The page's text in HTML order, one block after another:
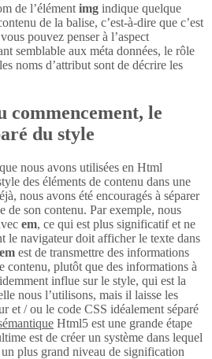
de l’élément img indique quelque
de la balise, c’est-à-dire que c’est
pouvez penser à l’aspect
semblable aux méta données, le rôle
noms d’attribut sont de décrire les
commencement, le
du style
nous avons utilisées en Html
des éléments de contenu dans une
nous avons été encouragés à séparer
de son contenu. Par exemple, nous
em, ce qui est plus significatif et ne
le navigateur doit afficher le texte dans
em est de transmettre des informations
contenu, plutôt que des informations à
influe sur le style, qui est la
nous l’utilisons, mais il laisse les
et / ou le code CSS idéalement séparé
Html5 est une grande étape
est de créer un système dans lequel
plus grand niveau de signification